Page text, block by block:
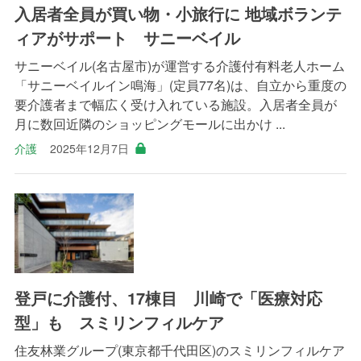
入居者全員が買い物・小旅行に 地域ボランテ
ィアがサポート サニーベイル
サニーベイル(名古屋市)が運営する介護付有料老人ホーム
「サニーベイルイン鳴海」(定員77名)は、自立から重度の
要介護者まで幅広く受け入れている施設。入居者全員が
月に数回近隣のショッピングモールに出かけ ...
介護 2025年12月7日
登戸に介護付、17棟目 川崎で「医療対応
型」も スミリンフィルケア
住友林業グループ(東京都千代田区)のスミリンフィルケア